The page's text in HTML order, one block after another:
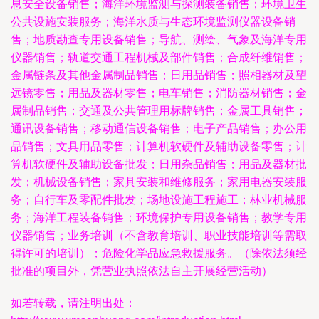
息安全设备销售；海洋环境监测与探测装备销售；环境卫生
公共设施安装服务；海洋水质与生态环境监测仪器设备销
售；地质勘查专用设备销售；导航、测绘、气象及海洋专用
仪器销售；轨道交通工程机械及部件销售；合成纤维销售；
金属链条及其他金属制品销售；日用品销售；照相器材及望
远镜零售；用品及器材零售；电车销售；消防器材销售；金
属制品销售；交通及公共管理用标牌销售；金属工具销售；
通讯设备销售；移动通信设备销售；电子产品销售；办公用
品销售；文具用品零售；计算机软硬件及辅助设备零售；计
算机软硬件及辅助设备批发；日用杂品销售；用品及器材批
发；机械设备销售；家具安装和维修服务；家用电器安装服
务；自行车及零配件批发；场地设施工程施工；林业机械服
务；海洋工程装备销售；环境保护专用设备销售；教学专用
仪器销售；业务培训（不含教育培训、职业技能培训等需取
得许可的培训）；危险化学品应急救援服务。（除依法须经
批准的项目外，凭营业执照依法自主开展经营活动）
如若转载，请注明出处：